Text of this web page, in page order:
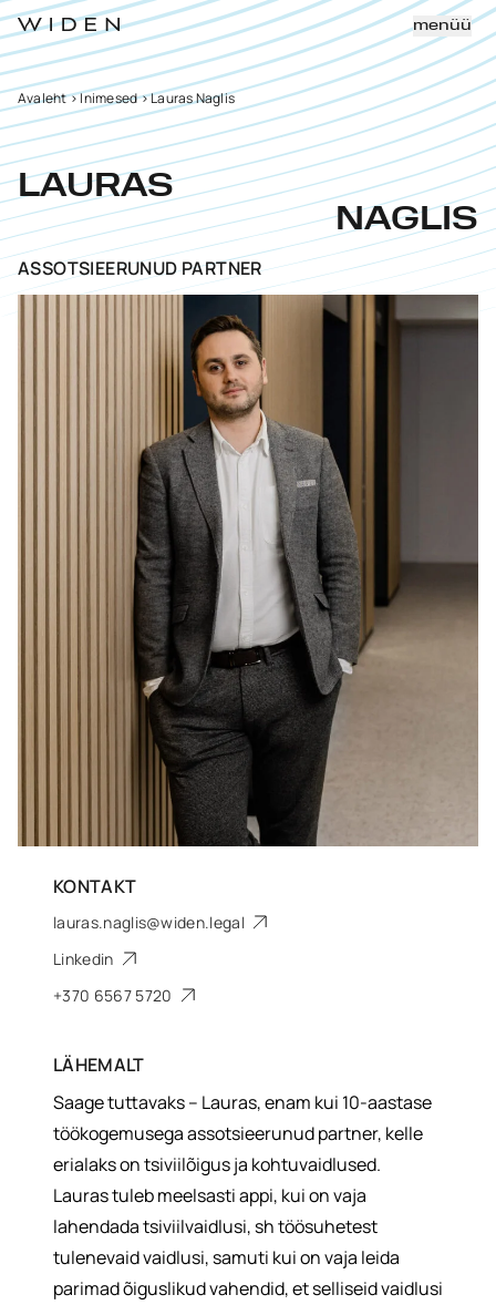
menüü
Avaleht>Inimesed>Lauras Naglis
LAURAS
NAGLIS
ASSOTSIEERUNUD PARTNER
KONTAKT
lauras.naglis@widen.legal
Linkedin
+370 6567 5720
LÄHEMALT
Saage tuttavaks – Lauras, enam kui 10-aastase
töökogemusega assotsieerunud partner, kelle
erialaks on tsiviilõigus ja kohtuvaidlused.
Lauras tuleb meelsasti appi, kui on vaja
lahendada tsiviilvaidlusi, sh töösuhetest
tulenevaid vaidlusi, samuti kui on vaja leida
parimad õiguslikud vahendid, et selliseid vaidlusi